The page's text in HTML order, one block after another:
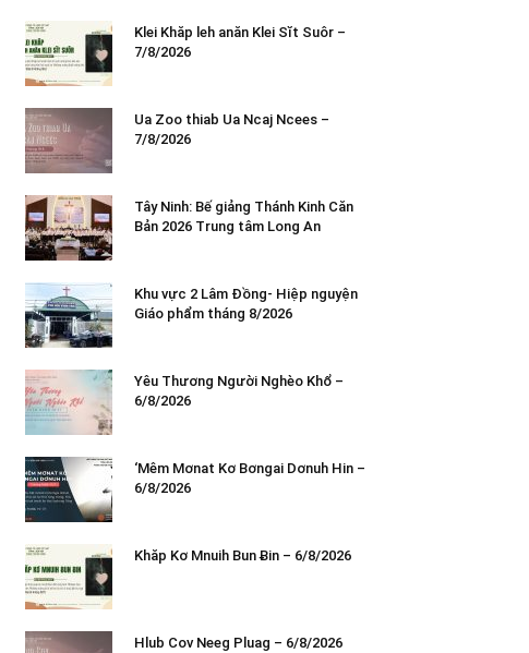
Klei Khăp leh anăn Klei Sĭt Suôr –
7/8/2026
Ua Zoo thiab Ua Ncaj Ncees –
7/8/2026
Tây Ninh: Bế giảng Thánh Kinh Căn
Bản 2026 Trung tâm Long An
Khu vực 2 Lâm Đồng- Hiệp nguyện
Giáo phẩm tháng 8/2026
Yêu Thương Người Nghèo Khổ –
6/8/2026
‘Mêm Mơnat Kơ Bơngai Dơnuh Hin –
6/8/2026
Khăp Kơ Mnuih Bun Ƀin – 6/8/2026
Hlub Cov Neeg Pluag – 6/8/2026